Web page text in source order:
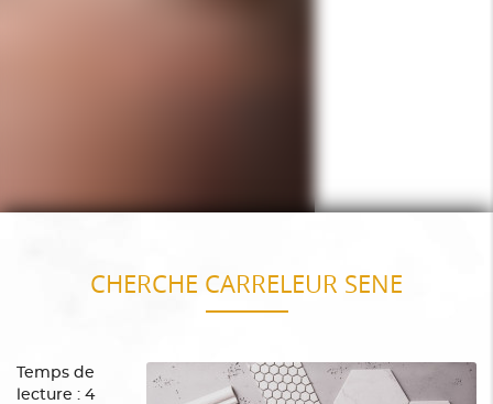
CHERCHE CARRELEUR SENE
Temps de
lecture : 4